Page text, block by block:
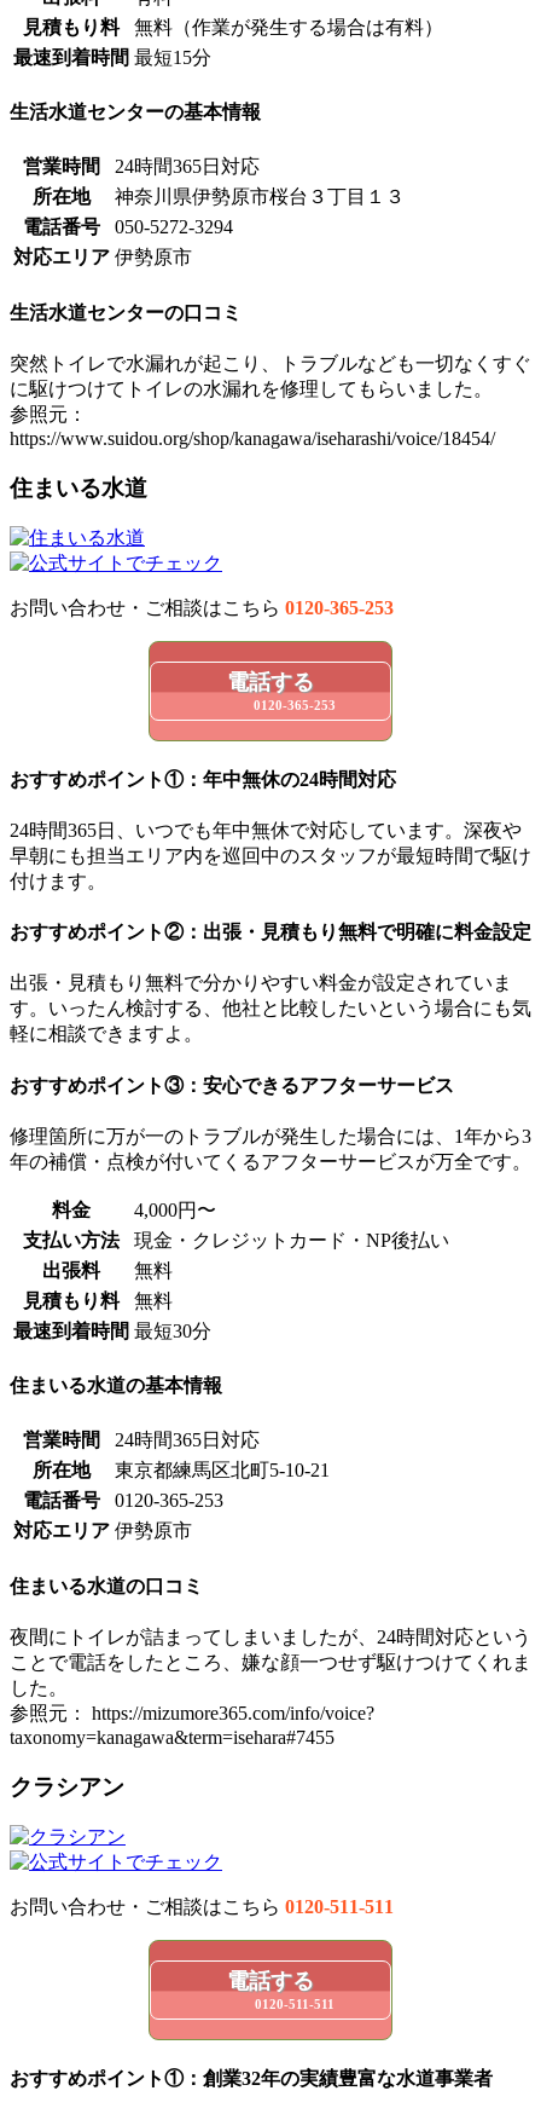
見積もり料
無料（作業が発生する場合は有料）
最速到着時間 最短15分
生活水道センターの基本情報
営業時間
24時間365日対応
所在地
神奈川県伊勢原市桜台３丁目１３
電話番号
050-5272-3294
対応エリア 伊勢原市
生活水道センターの口コミ
突然トイレで水漏れが起こり、トラブルなども一切なくすぐ
に駆けつけてトイレの水漏れを修理してもらいました。
参照元：
https://www.suidou.org/shop/kanagawa/iseharashi/voice/18454/
住まいる水道
お問い合わせ・ご相談はこちら 0120-365-253
電話する
0120-365-253
おすすめポイント①：年中無休の24時間対応
24時間365日、いつでも年中無休で対応しています。深夜や
早朝にも担当エリア内を巡回中のスタッフが最短時間で駆け
付けます。
おすすめポイント②：出張・見積もり無料で明確に料金設定
出張・見積もり無料で分かりやすい料金が設定されていま
す。いったん検討する、他社と比較したいという場合にも気
軽に相談できますよ。
おすすめポイント③：安心できるアフターサービス
修理箇所に万が一のトラブルが発生した場合には、1年から3
年の補償・点検が付いてくるアフターサービスが万全です。
料金
4,000円〜
支払い方法
現金・クレジットカード・NP後払い
出張料
無料
見積もり料
無料
最速到着時間 最短30分
住まいる水道の基本情報
営業時間
24時間365日対応
所在地
東京都練馬区北町5-10-21
電話番号
0120-365-253
対応エリア 伊勢原市
住まいる水道の口コミ
夜間にトイレが詰まってしまいましたが、24時間対応という
ことで電話をしたところ、嫌な顔一つせず駆けつけてくれま
した。
参照元： https://mizumore365.com/info/voice?
taxonomy=kanagawa&term=isehara#7455
クラシアン
お問い合わせ・ご相談はこちら 0120-511-511
電話する
0120-511-511
おすすめポイント①：創業32年の実績豊富な水道事業者